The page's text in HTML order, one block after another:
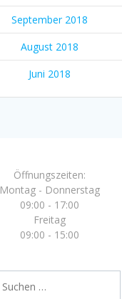
September 2018
August 2018
Juni 2018
Öffnungszeiten:
Montag - Donnerstag
09:00 - 17:00
Freitag
09:00 - 15:00